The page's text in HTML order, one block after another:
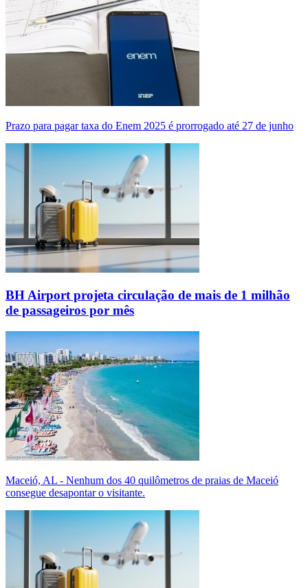
Prazo para pagar taxa do Enem 2025 é prorrogado até 27 de junho
BH Airport projeta circulação de mais de 1 milhão
de passageiros por mês
Maceió, AL - Nenhum dos 40 quilômetros de praias de Maceió
consegue desapontar o visitante.